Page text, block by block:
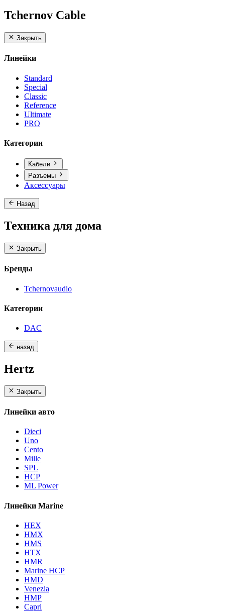
Tchernov Cable
Закрыть
Линейки
Standard
Special
Classic
Reference
Ultimate
PRO
Категории
Кабели
Разъемы
Аксессуары
Назад
Техника для дома
Закрыть
Бренды
Tchernovaudio
Категории
DAC
назад
Hertz
Закрыть
Линейки авто
Dieci
Uno
Cento
Mille
SPL
HCP
ML Power
Линейки Marine
HEX
HMX
HMS
HTX
HMR
Marine HCP
HMD
Venezia
HMP
Capri